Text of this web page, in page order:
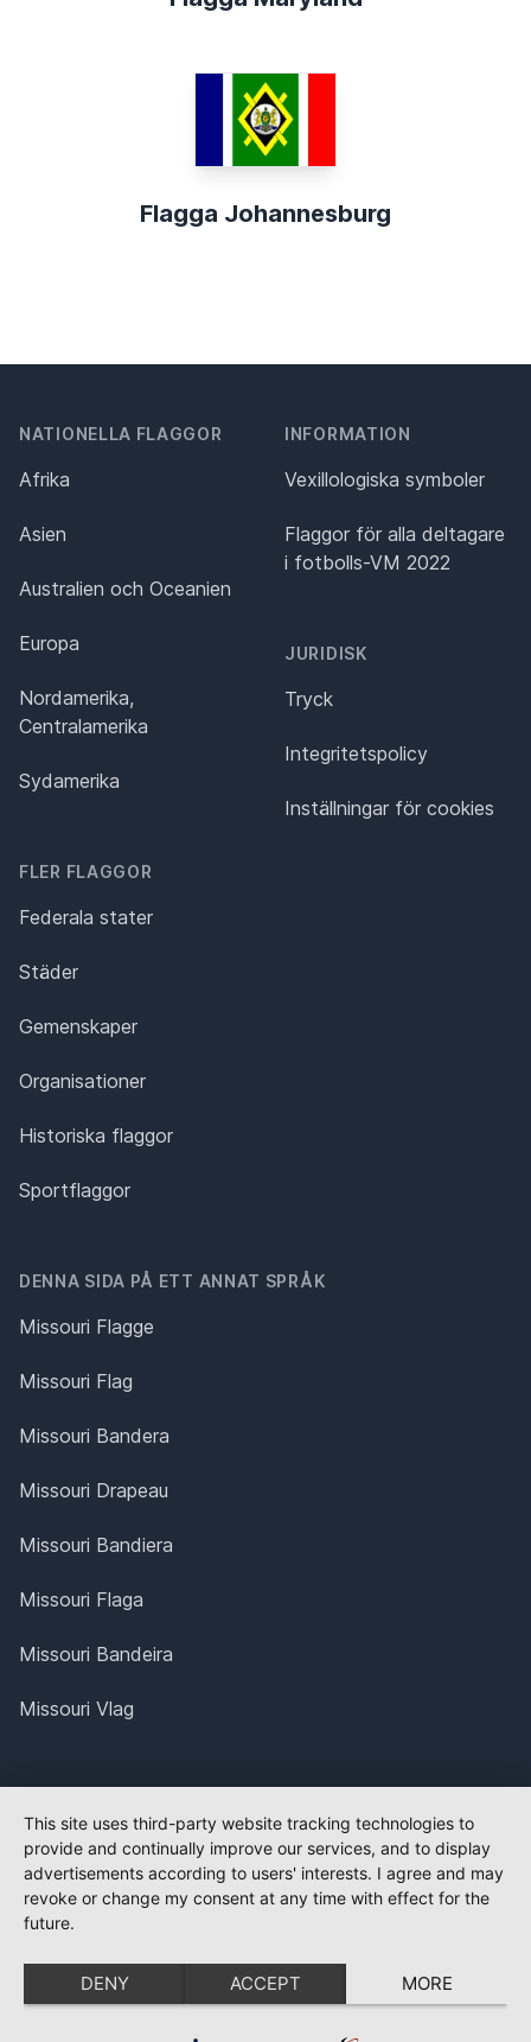
Flagga Johannesburg
NATIONELLA FLAGGOR
Afrika
Asien
Australien och Oceanien
Europa
Nordamerika,
Centralamerika
Sydamerika
FLER FLAGGOR
Federala stater
Städer
Gemenskaper
Organisationer
Historiska flaggor
Sportflaggor
INFORMATION
Vexillologiska symboler
Flaggor för alla deltagare
i fotbolls-VM 2022
JURIDISK
Tryck
Integritetspolicy
Inställningar för cookies
DENNA SIDA PÅ ETT ANNAT SPRÅK
Missouri Flagge
Missouri Flag
Missouri Bandera
Missouri Drapeau
Missouri Bandiera
Missouri Flaga
Missouri Bandeira
Missouri Vlag
This site uses third-party website tracking technologies to
provide and continually improve our services, and to display
advertisements according to users' interests. I agree and may
revoke or change my consent at any time with effect for the
future.
DENY ACCEPT MORE